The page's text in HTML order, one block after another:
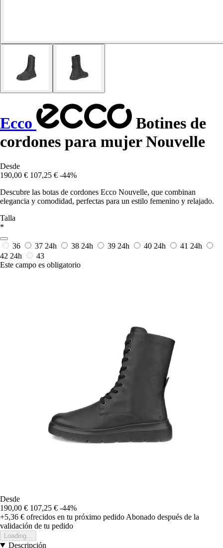
Ecco
Botines de
cordones para mujer Nouvelle
Desde
190,00 € 107,25 € -44%
Descubre las botas de cordones Ecco Nouvelle, que combinan
elegancia y comodidad, perfectas para un estilo femenino y relajado.
Talla
*
36 37 24h 38 24h 39 24h 40 24h 41 24h
42 24h
43
Este campo es obligatorio
Desde
190,00 € 107,25 € -44%
+5,36 € ofrecidos en tu próximo pedido Abonado después de la
validación de tu pedido
Loading...
Descripción